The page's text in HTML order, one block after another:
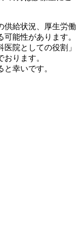
供給状況、厚生労働
能性があります。
医院としての役割」
ります。
幸いです。